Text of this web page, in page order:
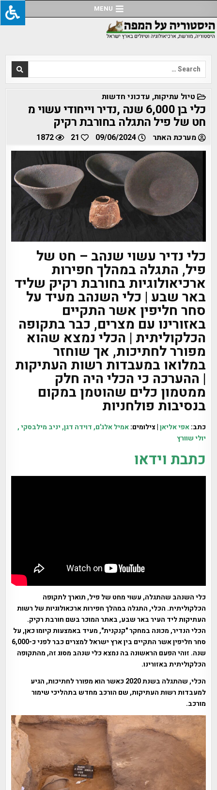
to
content
MENU
Search
for:
POSTED
IN
טיול עתיקות, עדכוני חדשות
כלי בן 6,000 שנה ,נדיר וייחודי עשוי מ
חט של פיל התגלה בחורבת רקיק
מערכת האתר 09/06/2024
21
1872
כלי נדיר עשוי שנהב – חט של
פיל, התגלה במהלך חפירות
ארכיאולוגיות בחורבת רקיק שליד
באר שבע | כלי השנהב מעיד על
סחר חליפין אשר התקיים
באזורינו עם מצרים, כבר בתקופה
הכלקוליתית | הכלי נמצא שהוא
מפורר לחתיכות, אך שוחזר
במלואו במעבדות רשות העתיקות
| ההערכה כי הכלי היה חלק
ממטמון כלים שהוטמן במקום
בנסיבות פולחניות
כתב:אפי אליאן| צילומים:אמיל אלג'ם, דוידה דגן, יניב מילבסקי ,
יולי שוורץ
כתבת וידאו
כלי השנהב שהתגלה, עשוי מחט של פיל, תוארך לתקופה
הכלקוליתית. הכלי, התגלה במהלך חפירות ארכאולוגיות של רשות
העתיקות ליד העיר באר שבע, באתר המוכר בשם חורבת רקיק.
הכלי הנדיר, מכונה במחקר "קנקנית", מעיד באמצעות קיומו כאן, על
סחר חליפין אשר התקיים בין ארץ ישראל למצרים כבר לפני כ-6,000
שנה. זוהי הפעם הראשונה בה נמצא כלי שנהב מסוג זה, מהתקופה
הכלקוליתית באזורינו.
הכלי, שהתגלה בשנת 2020 כאשר הוא מפורר לחתיכות, הגיע
למעבדות רשות העתיקות, שם הורכב מחדש בתהליכי שימור
מורכב.